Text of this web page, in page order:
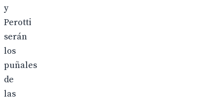
y
Perotti
serán
los
puñales
de
las